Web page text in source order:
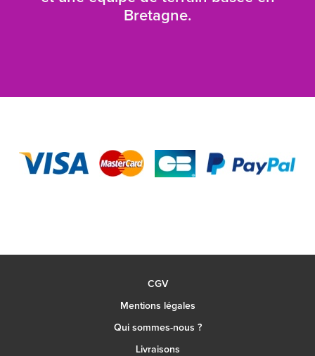
Bretagne.
CGV
Mentions légales
Qui sommes-nous ?
Livraisons